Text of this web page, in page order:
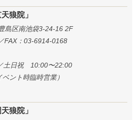
狼院」
島区南池袋3-24-16 2F
FAX：03-6914-0168
土日祝 10:00〜22:00
ント時臨時営業）
狼院」